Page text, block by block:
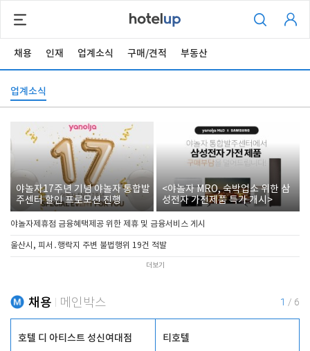
채용 인재 업계소식 구매/견적 부동산
업계소식
야놀자17주년 기념 야놀자 통합발
주센터 할인 프로모션 진행
<야놀자 MRO, 숙박업소 위한 삼
성전자 가전제품 특가 개시>
야놀자제휴점 금융혜택제공 위한 제휴 및 금융서비스 게시
울산시, 피서․행락지 주변 불법행위 19건 적발
더보기
채용 메인박스 1 / 6
호텔 디 아티스트 성신여대점 티호텔